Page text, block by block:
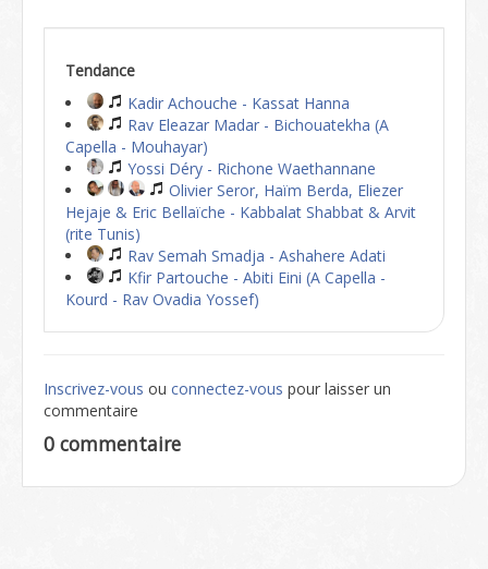
Tendance
Kadir Achouche - Kassat Hanna
Rav Eleazar Madar - Bichouatekha (A
Capella - Mouhayar)
Yossi Déry - Richone Waethannane
Olivier Seror, Haïm Berda, Eliezer
Hejaje & Eric Bellaïche - Kabbalat Shabbat & Arvit
(rite Tunis)
Rav Semah Smadja - Ashahere Adati
Kfir Partouche - Abiti Eini (A Capella -
Kourd - Rav Ovadia Yossef)
Inscrivez-vous ou connectez-vous pour laisser un
commentaire
0 commentaire